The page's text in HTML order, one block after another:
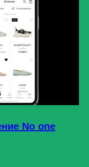
No one